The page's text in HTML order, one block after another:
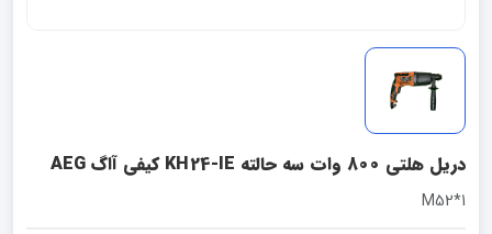
دریل هلتی 800 وات سه حالته KH24-IE کیفی آاگ AEG
1*M52